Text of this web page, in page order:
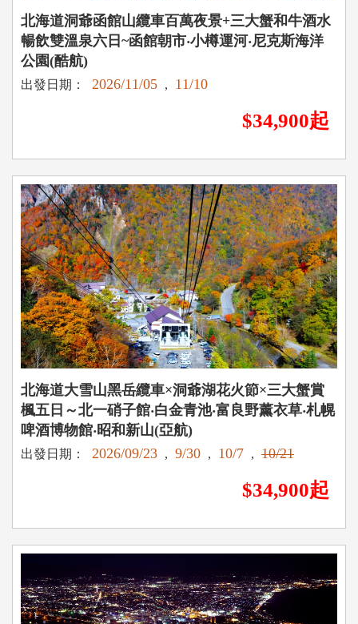
北海道洞爺函館山纜車百萬夜景+三大蟹和牛酒水
暢飲雙溫泉六日~函館朝市‧小樽運河‧尼克斯海洋
公園(酷航)
出發日期： 2026/11/05 , 11/10
$34,900起
北海道大雪山黑岳纜車×洞爺湖花火節×三大蟹賞
楓五日～北一硝子館‧白金青池‧富良野薰衣草‧札幌
啤酒博物館‧昭和新山(亞航)
出發日期： 2026/09/23 , 9/30 , 10/7 , 10/21
$34,900起